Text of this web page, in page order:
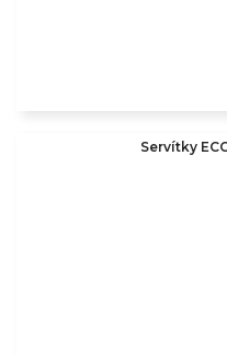
Servítky